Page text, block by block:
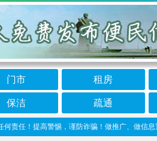
门市 租房
保洁 疏通
任！提高警惕，谨防诈骗！做推广、做信息置